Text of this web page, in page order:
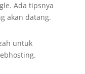
Ada tipsnya
akan datang.
untuk